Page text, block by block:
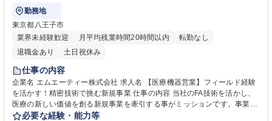
勤務地
東京都八王子市
業界未経験歓迎
月平均残業時間20時間以内
転勤なし
退職金あり
土日祝休み
仕事の内容
企業名 エムエーティー株式会社 求人名 【医療機器営業】フィールド経験
を活かす！精密技術で挑む新規事業 仕事の内容 当社のFA技術を活かし、
医療の新しい価値を創る新規事業を牽引する事がミッションです。事業営
業の核として戦略立案から実行まで裁量権を持ってご活躍いただきます。
必要な経験・能力等